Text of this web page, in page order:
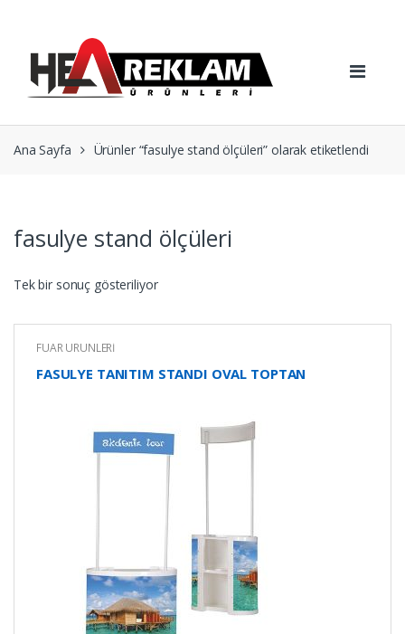
navigation
content
Ana Sayfa Ürünler “fasulye stand ölçüleri” olarak etiketlendi
fasulye stand ölçüleri
Tek bir sonuç gösteriliyor
FUAR ÜRÜNLERİ
FASULYE TANITIM STANDI OVAL TOPTAN